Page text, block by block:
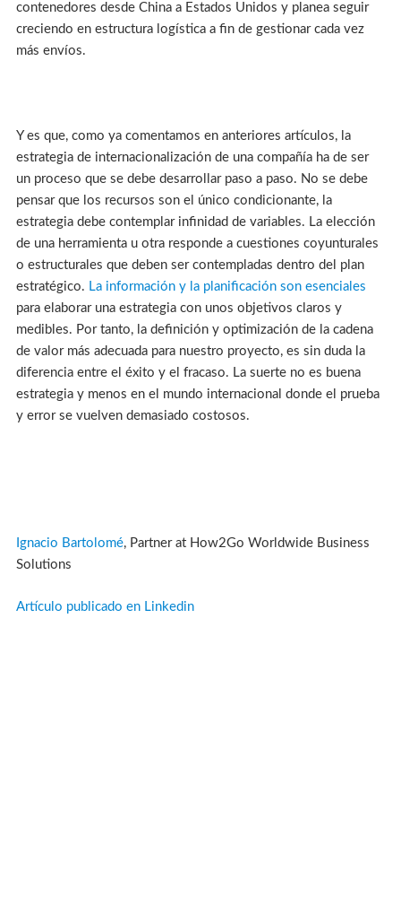
contenedores desde China a Estados Unidos y planea seguir
creciendo en estructura logística a fin de gestionar cada vez
más envíos.
Y es que, como ya comentamos en anteriores artículos, la
estrategia de internacionalización de una compañía ha de ser
un proceso que se debe desarrollar paso a paso. No se debe
pensar que los recursos son el único condicionante, la
estrategia debe contemplar infinidad de variables. La elección
de una herramienta u otra responde a cuestiones coyunturales
o estructurales que deben ser contempladas dentro del plan
estratégico. La información y la planificación son esenciales
para elaborar una estrategia con unos objetivos claros y
medibles. Por tanto, la definición y optimización de la cadena
de valor más adecuada para nuestro proyecto, es sin duda la
diferencia entre el éxito y el fracaso. La suerte no es buena
estrategia y menos en el mundo internacional donde el prueba
y error se vuelven demasiado costosos.
Ignacio Bartolomé, Partner at How2Go Worldwide Business
Solutions
Artículo publicado en Linkedin